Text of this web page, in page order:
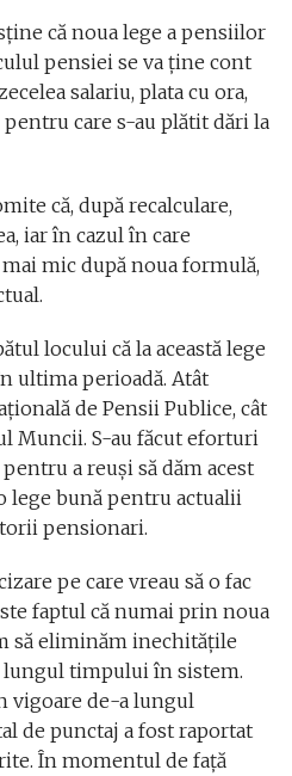
că noua lege a pensiilor
pensiei se va ține cont
salariu, plata cu ora,
care s-au plătit dări la
că, după recalculare,
iar în cazul în care
mic după noua formulă,
locului că la această lege
ultima perioadă. Atât
de Pensii Publice, cât
Muncii. S-au făcut eforturi
a reuși să dăm acest
lege bună pentru actualii
pensionari.
pe care vreau să o fac
faptul că numai prin noua
să eliminăm inechitățile
lungul timpului în sistem.
vigoare de-a lungul
de punctaj a fost raportat
În momentul de față